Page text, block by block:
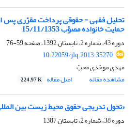
حمایت خانواده مصوّب 15/11/1353
دوره 43، شماره 2، تابستان 1392، صفحه
59-76
10.22059/jlq.2013.35270
مهدی موحّدی محبّ
مشاهده مقاله
اصل مقاله 224.97 K
«تحول تدریجی حقوق محیط زیست بین
دوره 38، شماره 2، تابستان 1387